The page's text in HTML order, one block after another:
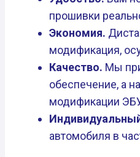
прошивки
Экономия.
модификация,
Качество. Мы
обеспечение, а
модификации
автомобиля в